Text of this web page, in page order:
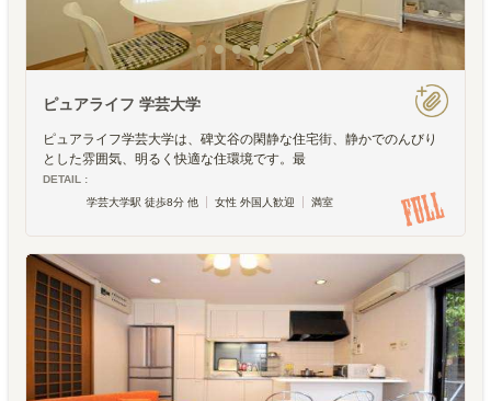
ピュアライフ 学芸大学
ピュアライフ学芸大学は、碑文谷の閑静な住宅街、静かでのんびり
とした雰囲気、明るく快適な住環境です。最
DETAIL :
学芸大学駅 徒歩8分 他
女性 外国人歓迎 満室